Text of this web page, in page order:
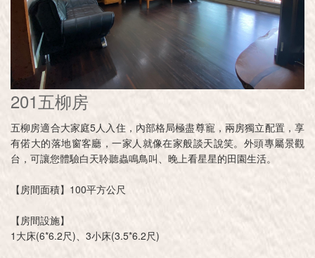
201五柳房
五柳房適合大家庭5人入住，內部格局極盡尊寵，兩房獨立配置，享
有偌大的落地窗客廳，一家人就像在家般談天說笑。外頭專屬景觀
台，可讓您體驗白天聆聽蟲鳴鳥叫、晚上看星星的田園生活。
【房間面積】100平方公尺
【房間設施】
1大床(6*6.2尺)、3小床(3.5*6.2尺)